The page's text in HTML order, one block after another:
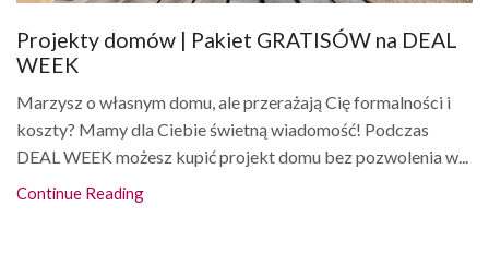
Projekty domów | Pakiet GRATISÓW na DEAL
WEEK
Marzysz o własnym domu, ale przerażają Cię formalności i
koszty? Mamy dla Ciebie świetną wiadomość! Podczas
DEAL WEEK możesz kupić projekt domu bez pozwolenia w...
Continue Reading